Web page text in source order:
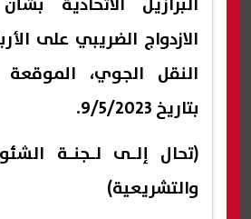
الازدواج الضريبي على
النقل الجوي،
بتاريخ 9/5/2023.
(تحال إلـى لـجنـة
والتشريعية)